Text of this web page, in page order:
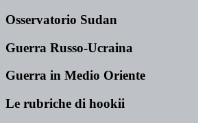
Osservatorio Sudan
Guerra Russo-Ucraina
Guerra in Medio Oriente
Le rubriche di hookii